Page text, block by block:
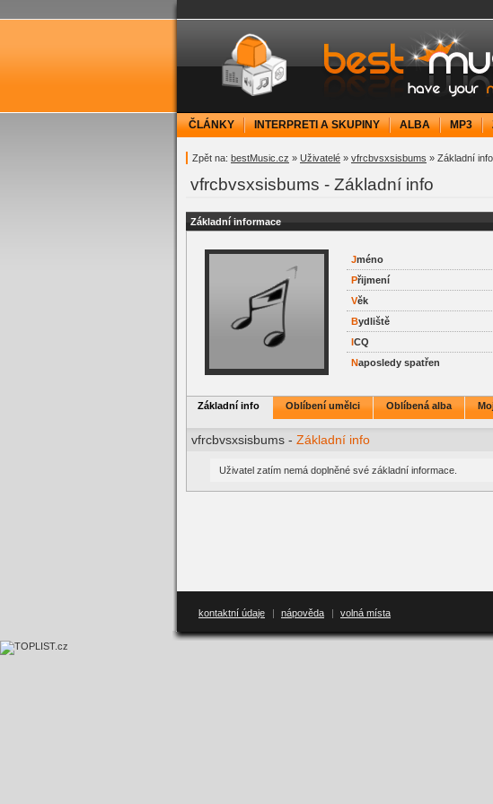
bestMusic.cz - Have your music
ČLÁNKY INTERPRETI A SKUPINY ALBA MP3
Zpět na: bestMusic.cz » Uživatelé » vfrcbvsxsisbums » Základní info
vfrcbvsxsisbums - Základní info
Základní informace
Jméno
Přijmení
Věk
Bydliště
ICQ
Naposledy spatřen
Základní info Oblíbení umělci Oblíbená alba
vfrcbvsxsisbums - Základní info
Uživatel zatím nemá doplněné své základní informace.
kontaktní údaje | nápověda | volná místa